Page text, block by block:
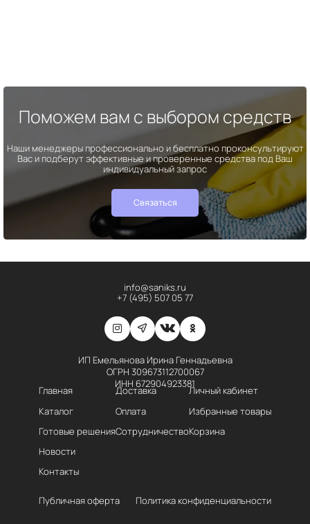
Поможем вам с выбором средств
Наши менеджеры профессионально и бесплатно проконсультируют
Вас и подберут эффективные и проверенные средства под Ваш
индивидуальный запрос
Связаться
info@saniks.ru
+7 (495) 507 05 77
ИП Емельянова Ирина Геннадьевна
ОГРН 309673112700067
ИНН 672904923381
Главная
Каталог
Готовые решения
Новости
Контакты
Доставка
Оплата
Сотрудничество
Личный кабинет
Избранные товары
Корзина
Публичная оферта Политика конфиденциальности